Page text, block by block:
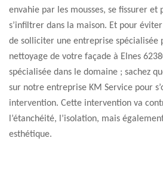
envahie par les mousses, se fissurer et
s’infiltrer dans la maison. Et pour
de solliciter une entreprise spécialisée
nettoyage de votre façade à Elnes
spécialisée dans le domaine ; sachez
sur notre entreprise KM Service pour
intervention. Cette intervention va
l’étanchéité, l’isolation, mais
esthétique.